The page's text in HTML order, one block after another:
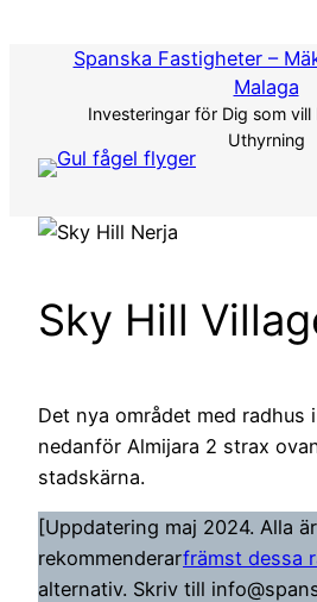
Spanska Fastigheter –
Malaga
Investeringar för Dig som
Uthyrning
Sky Hill
Det nya området med radhus
nedanför Almijara 2 strax
stadskärna.
[Uppdatering maj 2024. Alla
rekommenderarfrämst dessa
alternativ. Skriv till